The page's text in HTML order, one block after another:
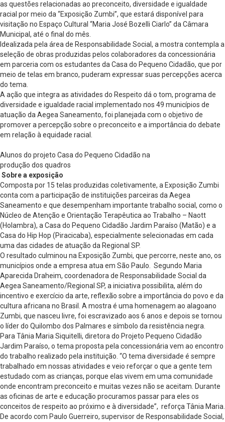
as questões relacionadas ao preconceito, diversidade e igualdade
racial por meio da “Exposição Zumbi”, que estará disponível para
visitação no Espaço Cultural “Maria José Bozelli Ciarlo” da Câmara
Municipal, até o final do mês.
Idealizada pela área de Responsabilidade Social, a mostra contempla a
seleção de obras produzidas pelos colaboradores da concessionária
em parceria com os estudantes da Casa do Pequeno Cidadão, que por
meio de telas em branco, puderam expressar suas percepções acerca
do tema.
A ação que integra as atividades do Respeito dá o tom, programa de
diversidade e igualdade racial implementado nos 49 municípios de
atuação da Aegea Saneamento, foi planejada com o objetivo de
promover a percepção sobre o preconceito e a importância do debate
em relação à equidade racial.
Alunos do projeto Casa do Pequeno Cidadão na
produção dos quadros
Sobre a exposição
Composta por 15 telas produzidas coletivamente, a Exposição Zumbi
conta com a participação de instituições parceiras da Aegea
Saneamento e que desempenham importante trabalho social, como o
Núcleo de Atenção e Orientação Terapêutica ao Trabalho – Naott
(Holambra), a Casa do Pequeno Cidadão Jardim Paraíso (Matão) e a
Casa do Hip Hop (Piracicaba), especialmente selecionadas em cada
uma das cidades de atuação da Regional SP.
O resultado culminou na Exposição Zumbi, que percorre, neste ano, os
municípios onde a empresa atua em São Paulo. Segundo Maria
Aparecida Draheim, coordenadora de Responsabilidade Social da
Aegea Saneamento/Regional SP, a iniciativa possibilita, além do
incentivo e exercício da arte, reflexão sobre a importância do povo e da
cultura africana no Brasil. A mostra é uma homenagem ao alagoano
Zumbi, que nasceu livre, foi escravizado aos 6 anos e depois se tornou
o líder do Quilombo dos Palmares e símbolo da resistência negra.
Para Tânia Maria Siquitelli, diretora do Projeto Pequeno Cidadão
Jardim Paraíso, o tema proposta pela concessionária vem ao encontro
do trabalho realizado pela instituição. “O tema diversidade é sempre
trabalhado em nossas atividades e veio reforçar o que a gente tem
estudado com as crianças, porque elas vivem em uma comunidade
onde encontram preconceito e muitas vezes não se aceitam. Durante
as oficinas de arte e educação procuramos passar para eles os
conceitos de respeito ao próximo e à diversidade”, reforça Tânia Maria.
De acordo com Paulo Guerreiro, supervisor de Responsabilidade Social,